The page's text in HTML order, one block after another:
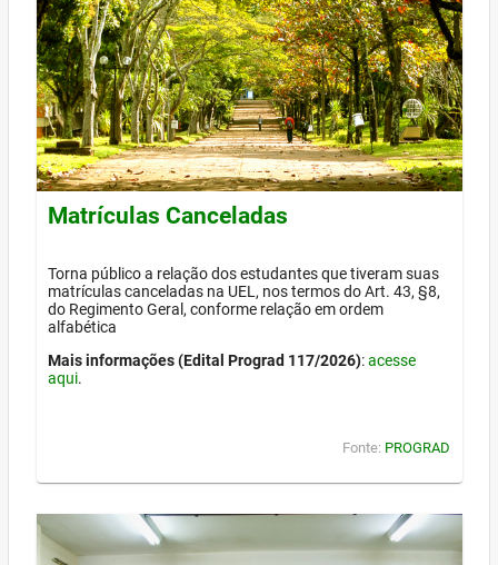
Matrículas Canceladas
Torna público a relação dos estudantes que tiveram suas
matrículas canceladas na UEL, nos termos do Art. 43, §8,
do Regimento Geral, conforme relação em ordem
alfabética
Mais informações (Edital Prograd 117/2026):acesse
aqui.
Fonte: PROGRAD